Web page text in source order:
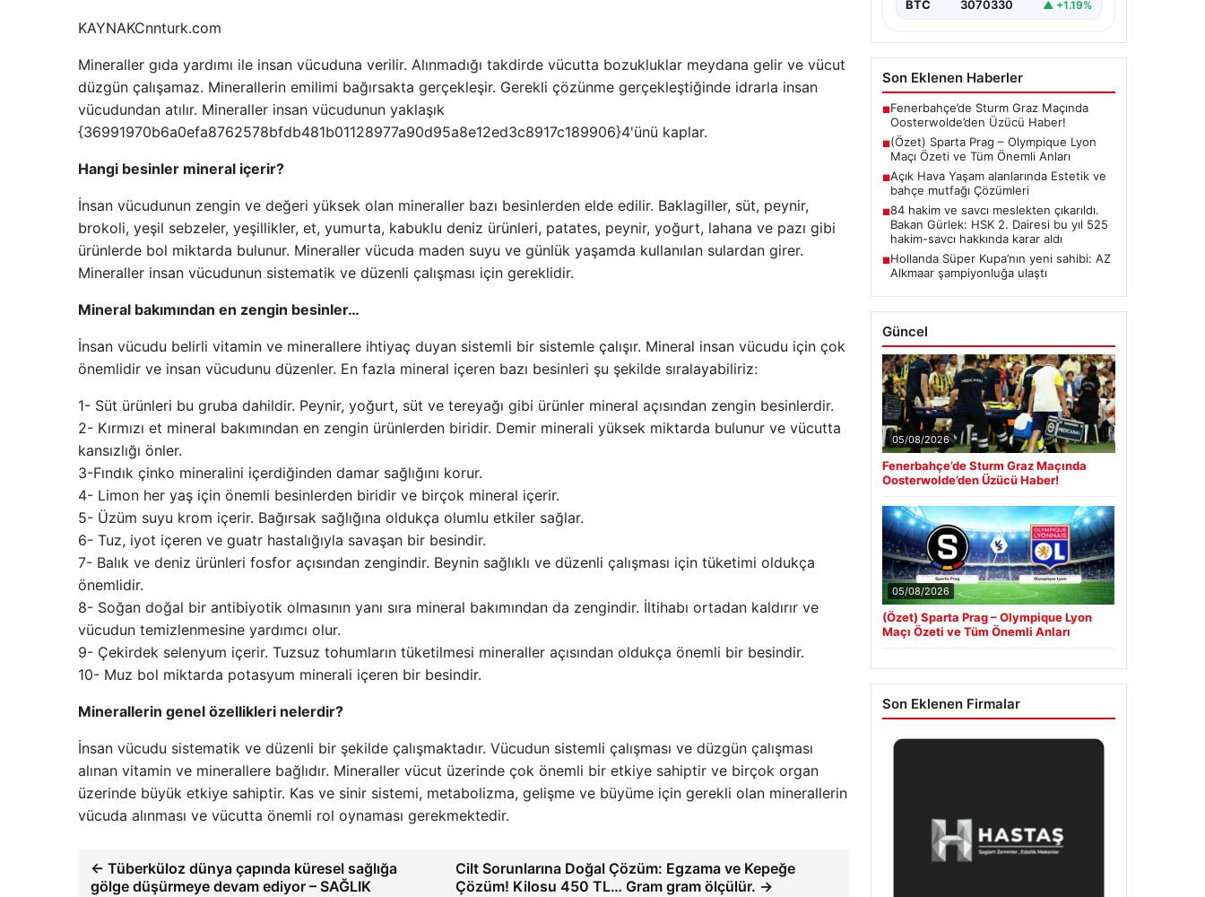
KAYNAKCnnturk.com
Mineraller gıda yardımı ile insan vücuduna verilir. Alınmadığı takdirde vücutta bozukluklar meydana gelir ve vücut
düzgün çalışamaz. Minerallerin emilimi bağırsakta gerçekleşir. Gerekli çözünme gerçekleştiğinde idrarla insan
vücudundan atılır. Mineraller insan vücudunun yaklaşık
{36991970b6a0efa8762578bfdb481b01128977a90d95a8e12ed3c8917c189906}4'ünü kaplar.
Hangi besinler mineral içerir?
İnsan vücudunun zengin ve değeri yüksek olan mineraller bazı besinlerden elde edilir. Baklagiller, süt, peynir,
brokoli, yeşil sebzeler, yeşillikler, et, yumurta, kabuklu deniz ürünleri, patates, peynir, yoğurt, lahana ve pazı gibi
ürünlerde bol miktarda bulunur. Mineraller vücuda maden suyu ve günlük yaşamda kullanılan sulardan girer.
Mineraller insan vücudunun sistematik ve düzenli çalışması için gereklidir.
Mineral bakımından en zengin besinler…
İnsan vücudu belirli vitamin ve minerallere ihtiyaç duyan sistemli bir sistemle çalışır. Mineral insan vücudu için çok
önemlidir ve insan vücudunu düzenler. En fazla mineral içeren bazı besinleri şu şekilde sıralayabiliriz:
1- Süt ürünleri bu gruba dahildir. Peynir, yoğurt, süt ve tereyağı gibi ürünler mineral açısından zengin besinlerdir.
2- Kırmızı et mineral bakımından en zengin ürünlerden biridir. Demir minerali yüksek miktarda bulunur ve vücutta
kansızlığı önler.
3-Fındık çinko mineralini içerdiğinden damar sağlığını korur.
4- Limon her yaş için önemli besinlerden biridir ve birçok mineral içerir.
5- Üzüm suyu krom içerir. Bağırsak sağlığına oldukça olumlu etkiler sağlar.
6- Tuz, iyot içeren ve guatr hastalığıyla savaşan bir besindir.
7- Balık ve deniz ürünleri fosfor açısından zengindir. Beynin sağlıklı ve düzenli çalışması için tüketimi oldukça
önemlidir.
8- Soğan doğal bir antibiyotik olmasının yanı sıra mineral bakımından da zengindir. İltihabı ortadan kaldırır ve
vücudun temizlenmesine yardımcı olur.
9- Çekirdek selenyum içerir. Tuzsuz tohumların tüketilmesi mineraller açısından oldukça önemli bir besindir.
10- Muz bol miktarda potasyum minerali içeren bir besindir.
Minerallerin genel özellikleri nelerdir?
İnsan vücudu sistematik ve düzenli bir şekilde çalışmaktadır. Vücudun sistemli çalışması ve düzgün çalışması
alınan vitamin ve minerallere bağlıdır. Mineraller vücut üzerinde çok önemli bir etkiye sahiptir ve birçok organ
üzerinde büyük etkiye sahiptir. Kas ve sinir sistemi, metabolizma, gelişme ve büyüme için gerekli olan minerallerin
vücuda alınması ve vücutta önemli rol oynaması gerekmektedir.
← Tüberküloz dünya çapında küresel sağlığa
gölge düşürmeye devam ediyor – SAĞLIK
Cilt Sorunlarına Doğal Çözüm: Egzama ve Kepeğe
Çözüm! Kilosu 450 TL… Gram gram ölçülür. →
BTC 3070330 ▲ +1.19%
Son Eklenen Haberler
■Fenerbahçe’de Sturm Graz Maçında
Oosterwolde’den Üzücü Haber!
■(Özet) Sparta Prag – Olympique Lyon
Maçı Özeti ve Tüm Önemli Anları
■Açık Hava Yaşam alanlarında Estetik ve
bahçe mutfağı Çözümleri
■84 hakim ve savcı meslekten çıkarıldı.
Bakan Gürlek: HSK 2. Dairesi bu yıl 525
hakim-savcı hakkında karar aldı
■Hollanda Süper Kupa’nın yeni sahibi: AZ
Alkmaar şampiyonluğa ulaştı
Güncel
05/08/2026
Fenerbahçe’de Sturm Graz Maçında
Oosterwolde’den Üzücü Haber!
05/08/2026
(Özet) Sparta Prag – Olympique Lyon
Maçı Özeti ve Tüm Önemli Anları
Son Eklenen Firmalar